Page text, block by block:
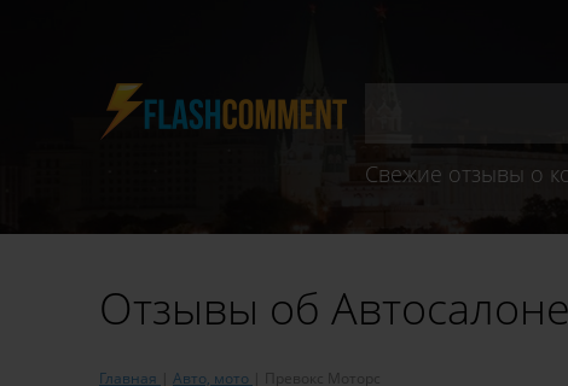
Свежие отзывы о
Отзывы об
Главная Авто, мото Превокс Моторс